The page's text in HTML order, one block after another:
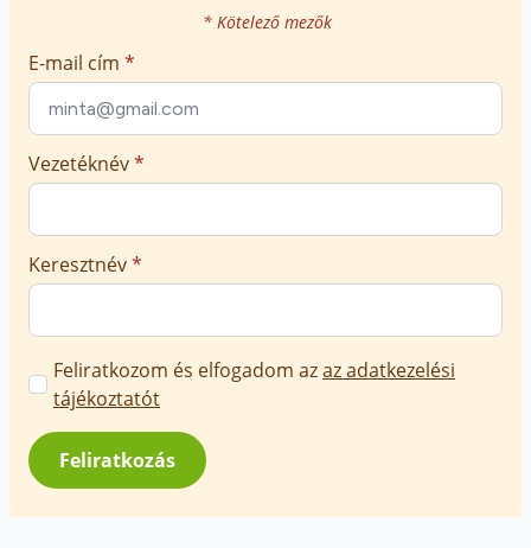
* Kötelező mezők
E-mail cím *
Vezetéknév*
Keresztnév*
Marketing
üzenetek
jóváhagyása
*
Feliratkozom és elfogadom azaz adatkezelési
tájékoztatót
Feliratkozás